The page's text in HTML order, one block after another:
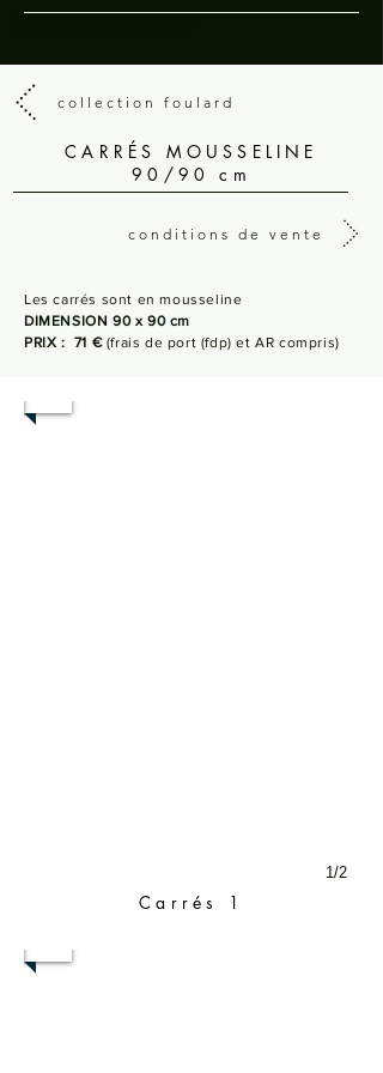
FOULARDS BAROU
collection foulard
CARRÉS MOUSSELINE
90/90 cm
conditions de vente
Les carrés sont en mousseline
DIMENSION 90 x 90 cm
PRIX : 71 € (frais de port (fdp) et AR compris)
1/2
Carrés 1